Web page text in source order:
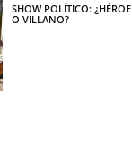
SHOW POLÍTICO: ¿HÉROE
O VILLANO?